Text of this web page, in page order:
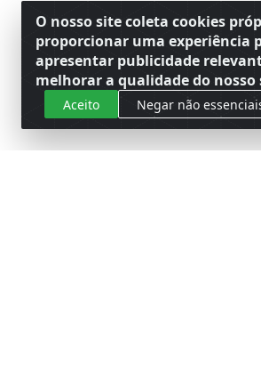
O nosso site coleta cookies
proporcionar uma experiência
apresentar publicidade
melhorar a qualidade do nosso
Aceito Negar não